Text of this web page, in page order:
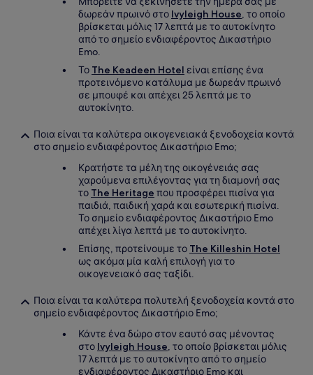
δωρεάν πρωινό στο Ivyleigh House, το οποίο
βρίσκεται μόλις 17 λεπτά με το αυτοκίνητο
από το σημείο ενδιαφέροντος Δικαστήριο
Emo.
Το The Keadeen Hotel είναι επίσης ένα
προτεινόμενο κατάλυμα με δωρεάν πρωινό
σε μπουφέ και απέχει 25 λεπτά με το
αυτοκίνητο.
Ποια είναι τα καλύτερα οικογενειακά ξενοδοχεία κοντά
στο σημείο ενδιαφέροντος Δικαστήριο Emo;
Κρατήστε τα μέλη της οικογένειάς σας
χαρούμενα επιλέγοντας για τη διαμονή σας
το The Heritage που προσφέρει πισίνα για
παιδιά, παιδική χαρά και εσωτερική πισίνα.
Το σημείο ενδιαφέροντος Δικαστήριο Emo
απέχει λίγα λεπτά με το αυτοκίνητο.
Επίσης, προτείνουμε το The Killeshin Hotel
ως ακόμα μία καλή επιλογή για το
οικογενειακό σας ταξίδι.
Ποια είναι τα καλύτερα πολυτελή ξενοδοχεία κοντά στο
σημείο ενδιαφέροντος Δικαστήριο Emo;
Κάντε ένα δώρο στον εαυτό σας μένοντας
στο Ivyleigh House, το οποίο βρίσκεται μόλις
17 λεπτά με το αυτοκίνητο από το σημείο
ενδιαφέροντος Δικαστήριο Emo και